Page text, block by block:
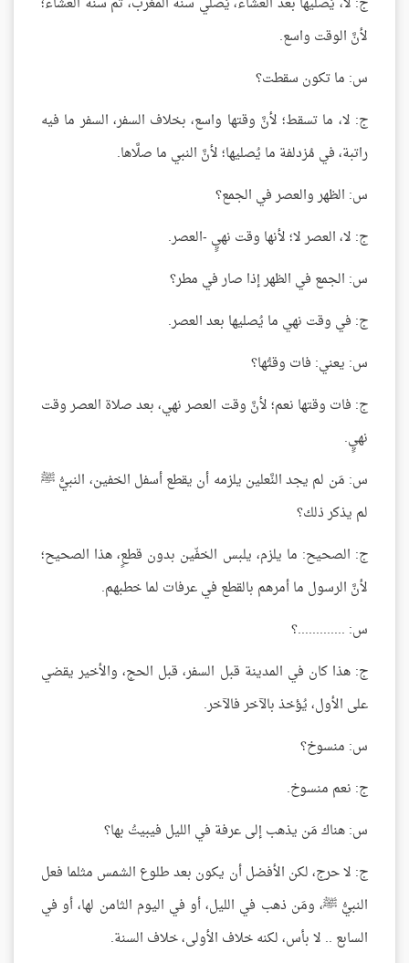
لأنَّ الوقت واسع.
س: ما تكون سقطت؟
ج: لا، ما تسقط؛ لأنَّ وقتها واسع، بخلاف السفر، السفر ما فيه
راتبة، في مُزدلفة ما يُصليها؛ لأنَّ النبي ما صلَّاها.
س: الظهر والعصر في الجمع؟
ج: لا، العصر لا؛ لأنها وقت نهيٍ -العصر.
س: الجمع في الظهر إذا صار في مطر؟
ج: في وقت نهي ما يُصليها بعد العصر.
س: يعني: فات وقتُها؟
ج: فات وقتها نعم؛ لأنَّ وقت العصر نهي، بعد صلاة العصر وقت
نهيٍ.
س: مَن لم يجد النَّعلين يلزمه أن يقطع أسفل الخفين، النبيُّ ﷺ
لم يذكر ذلك؟
ج: الصحيح: ما يلزم، يلبس الخفّين بدون قطعٍ، هذا الصحيح؛
لأنَّ الرسول ما أمرهم بالقطع في عرفات لما خطبهم.
س: .............؟
ج: هذا كان في المدينة قبل السفر، قبل الحج، والأخير يقضي
على الأول، يُؤخذ بالآخر فالآخر.
س: منسوخ؟
ج: نعم منسوخ.
س: هناك مَن يذهب إلى عرفة في الليل فيبيتُ بها؟
ج: لا حرج، لكن الأفضل أن يكون بعد طلوع الشمس مثلما فعل
النبيُّ ﷺ، ومَن ذهب في الليل، أو في اليوم الثامن لها، أو في
السابع .. لا بأس، لكنه خلاف الأولى، خلاف السنة.